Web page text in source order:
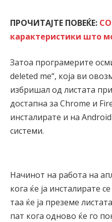
ПРОЧИТАЈТЕ ПОВЕЌЕ:
карактеристики што
Затоа програмерите
deleted me“, која ви
избришал од листата
достапна за Chrome и
инсталирате и на
системи.
Начинот на работа на
кога ќе ја инсталирате
таа ќе ја преземе
пат кога одново ќе го